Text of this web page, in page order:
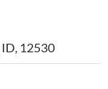
ID, 12530